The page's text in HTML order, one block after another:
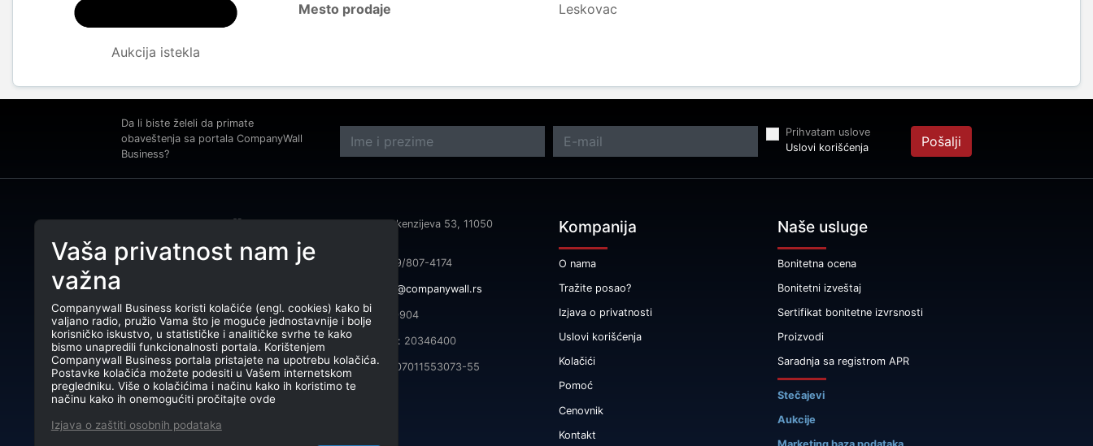
Aukcija istekla
Mesto prodaje
Leskovac
Da li biste želeli da primate
obaveštenja sa portala CompanyWall
Business?
Prihvatam uslove
Uslovi korišćenja
Pošalji
povezivanjem klijenata.
CompanyWall Business © 2026
Adresa: Makenzijeva 53, 11050
Telefon: 069/807-4174
info@companywall.rs
PIB: 105340904
Matični broj: 20346400
TR: 165-0007011553073-55
Kompanija
O nama
Tražite posao?
Izjava o privatnosti
Uslovi korišćenja
Kolačići
Pomoć
Cenovnik
Kontakt
Naše usluge
Bonitetna ocena
Bonitetni izveštaj
Sertifikat bonitetne izvrsnosti
Proizvodi
Saradnja sa registrom APR
Stečajevi
Aukcije
Vaša privatnost nam je
važna
Companywall Business koristi kolačiće (engl. cookies) kako bi
valjano radio, pružio Vama što je moguće jednostavnije i bolje
korisničko iskustvo, u statističke i analitičke svrhe te kako
bismo unapredili funkcionalnosti portala. Korištenjem
Companywall Business portala pristajete na upotrebu kolačića.
Postavke kolačića možete podesiti u Vašem internetskom
pregledniku. Više o kolačićima i načinu kako ih koristimo te
načinu kako ih onemogućiti pročitajte ovde
Izjava o zaštiti osobnih podataka